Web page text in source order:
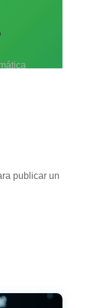
publicar un